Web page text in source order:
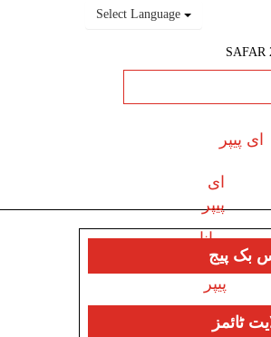
Select Language
SAFAR
ای پیپر
ای
پیپر
پرانا
ای
پیپر
بک پیج
ٹائمز